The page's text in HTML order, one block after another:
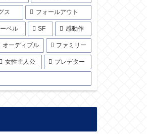
ス フォールアウト
ベル SF 感動作
オーディブル ファミリー
女性主人公 プレデター